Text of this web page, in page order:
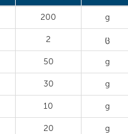
200 g
2 ც
50 g
30 g
10 g
20 g